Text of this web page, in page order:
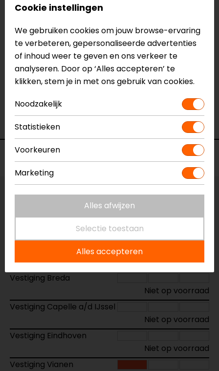
Naam
REX Race Motorlaarzen
Merk
SIDI
Kleur
Zwart
Hoofdsluiting
Snelsluiting
Materiaal
Synthetisch leer
Rijstijl
Sportief, Race
Seizoen
Waterdicht
Voorraad
Kleur:Zwart
Vestiging Apeldoorn
Niet op voorraad
Vestiging Breda
Niet op voorraad
Vestiging Capelle a/d IJssel
Niet op voorraad
Vestiging Eindhoven
Niet op voorraad
Vestiging Vianen
Cookie instellingen
We gebruiken cookies om jouw browse-ervaring
te verbeteren, gepersonaliseerde advertenties
of inhoud weer te geven en ons verkeer te
analyseren. Door op ‘Alles accepteren’ te
klikken, stem je in met ons gebruik van cookies.
Noodzakelijk
Statistieken
Voorkeuren
Marketing
Alles afwijzen
Selectie toestaan
Alles accepteren